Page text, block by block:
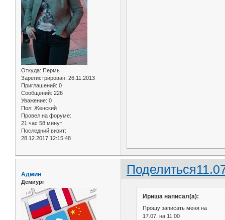
Откуда: Пермь
Зарегистрирован: 26.11.2013
Приглашений: 0
Сообщений: 226
Уважение: 0
Пол: Женский
Провел на форуме:
21 час 58 минут
Последний визит:
28.12.2017 12:15:48
Поделиться
Админ
Демиург
Ириша написал(а):
Прошу записать меня на
17.07. на 11.00